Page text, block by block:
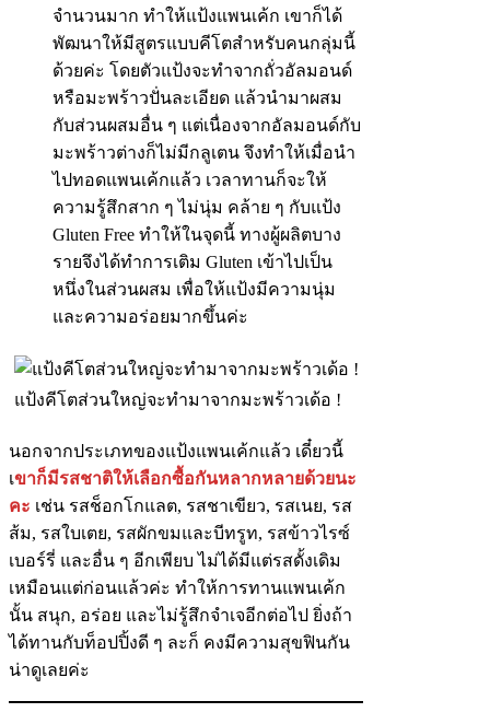
จำนวนมาก ทำให้แป้งแพนเค้ก เขาก็ได้
พัฒนาให้มีสูตรแบบคีโตสำหรับคนกลุ่มนี้
ด้วยค่ะ โดยตัวแป้งจะทำจากถั่วอัลมอนด์
หรือมะพร้าวปั่นละเอียด แล้วนำมาผสม
กับส่วนผสมอื่น ๆ แต่เนื่องจากอัลมอนด์กับ
มะพร้าวต่างก็ไม่มีกลูเตน จึงทำให้เมื่อนำ
ไปทอดแพนเค้กแล้ว เวลาทานก็จะให้
ความรู้สึกสาก ๆ ไม่นุ่ม คล้าย ๆ กับแป้ง
Gluten Free ทำให้ในจุดนี้ ทางผู้ผลิตบาง
รายจึงได้ทำการเติม Gluten เข้าไปเป็น
หนึ่งในส่วนผสม เพื่อให้แป้งมีความนุ่ม
และความอร่อยมากขึ้นค่ะ
แป้งคีโตส่วนใหญ่จะทำมาจากมะพร้าวเด้อ !
นอกจากประเภทของแป้งแพนเค้กแล้ว เดี๋ยวนี้
เขาก็มีรสชาติให้เลือกซื้อกันหลากหลายด้วยนะ
คะ เช่น รสช็อกโกแลต, รสชาเขียว, รสเนย, รส
ส้ม, รสใบเตย, รสผักขมและบีทรูท, รสข้าวไรซ์
เบอร์รี่ และอื่น ๆ อีกเพียบ ไม่ได้มีแต่รสดั้งเดิม
เหมือนแต่ก่อนแล้วค่ะ ทำให้การทานแพนเค้ก
นั้น สนุก, อร่อย และไม่รู้สึกจำเจอีกต่อไป ยิ่งถ้า
ได้ทานกับท็อปปิ้งดี ๆ ละก็ คงมีความสุขฟินกัน
น่าดูเลยค่ะ